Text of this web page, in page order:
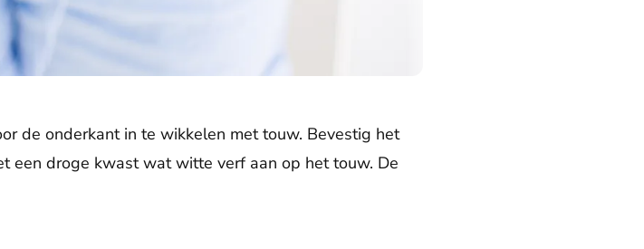
de onderkant in te wikkelen met touw. Bevestig het
een droge kwast wat witte verf aan op het touw. De